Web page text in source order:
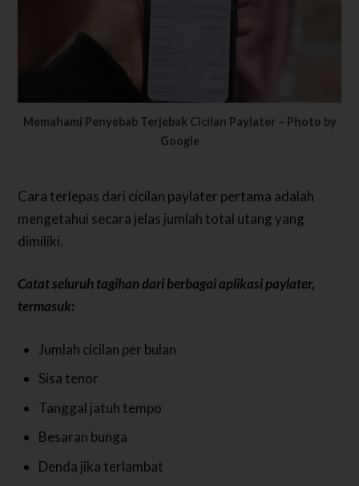
Memahami Penyebab Terjebak Cicilan Paylater – Photo by
Google
Cara terlepas dari cicilan paylater pertama adalah
mengetahui secara jelas jumlah total utang yang
dimiliki.
Catat seluruh tagihan dari berbagai aplikasi paylater,
termasuk:
Jumlah cicilan per bulan
Sisa tenor
Tanggal jatuh tempo
Besaran bunga
Denda jika terlambat